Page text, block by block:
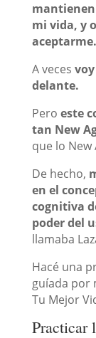
mi vida, y
aceptarme.
A veces
delante.
Pero este
tan New
que lo New
De hecho,
en el
cognitiva
poder del
llamaba
Hacé una
guíada por
Tu Mejor
Practicar